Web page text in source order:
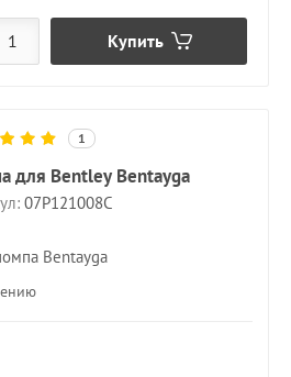
Купить
1
для Bentley Bentayga
07P121008C
Bentayga